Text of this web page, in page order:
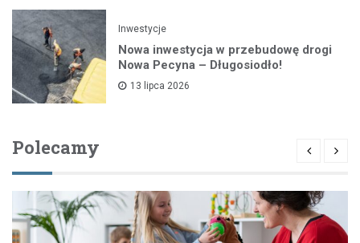
Inwestycje
Nowa inwestycja w przebudowę drogi
Nowa Pecyna – Długosiodło!
13 lipca 2026
Polecamy